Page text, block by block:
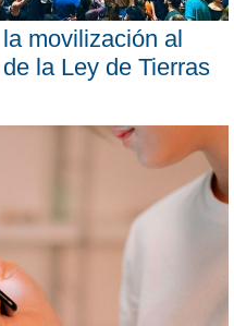
movilización al
la Ley de Tierras